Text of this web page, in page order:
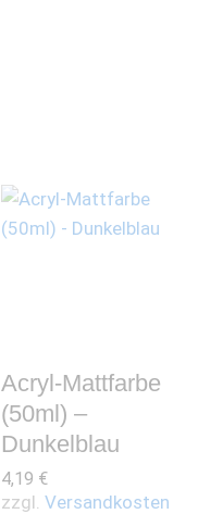
Acryl-Mattfarbe
(50ml) –
Dunkelblau
4,19 €
zzgl. Versandkosten